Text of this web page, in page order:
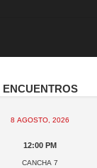
Encuentros
8 agosto, 2026
12:00 pm
Cancha 7